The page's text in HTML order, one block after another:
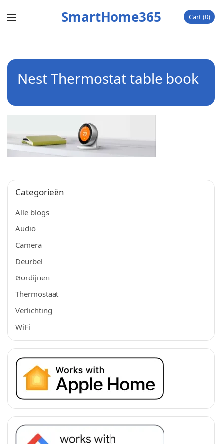
SmartHome365 Cart 0
Nest Thermostat table book
Categorieën
Alle blogs
Audio
Camera
Deurbel
Gordijnen
Thermostaat
Verlichting
WiFi